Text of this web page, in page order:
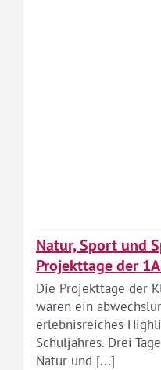
Natur, Sport und
Projekttage der
Die Projekttage der
waren ein
erlebnisreiches
Schuljahres. Drei
Natur und [...]